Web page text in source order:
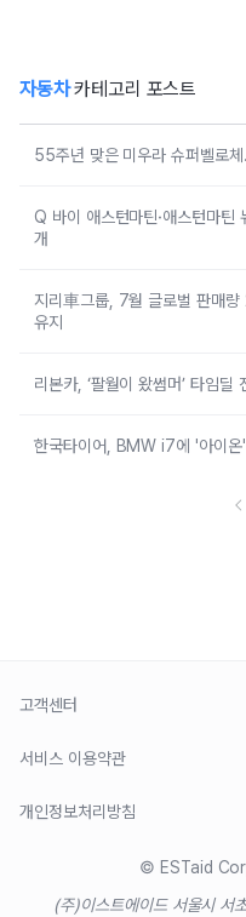
자동차카테고리 포스트
55주년 맞은 미우라 슈퍼벨로체
Q 바이 애스턴마틴·애스턴마틴
개
지리車그룹, 7월 글로벌 판매
유지
리본카, ‘팔월이 왔썸머’ 타임
한국타이어, BMW i7에 '아이
고객센터
서비스 이용약관
개인정보처리방침
© ESTaid
(주)이스트에이드 서울시 서